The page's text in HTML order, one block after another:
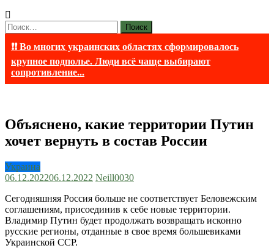
Найти:
❗❗ Во многих украинских областях сформировалось
крупное подполье. Люди всё чаще выбирают
сопротивление...
Объяснено, какие территории Путин
хочет вернуть в состав России
Украина
06.12.202206.12.2022 Neill0030
Сегодняшняя Россия больше не соответствует Беловежским
соглашениям, присоединив к себе новые территории.
Владимир Путин будет продолжать возвращать исконно
русские регионы, отданные в свое время большевиками
Украинской ССР.